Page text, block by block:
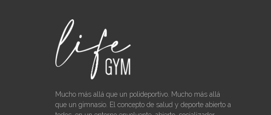
Mucho más allá que un polideportivo. Mucho más allá
que un gimnasio. El concepto de salud y deporte abierto a